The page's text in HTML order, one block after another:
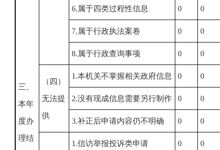
三、
本年
度办
理结
6.属于四类过程性信息 0 0
7.属于行政执法案卷 0 0
8.属于行政查询事项 0 0
（四）
无法提
供
1.本机关不掌握相关政府信息 0 0
2.没有现成信息需要另行制作 0 0
3.补正后申请内容仍不明确 0 0
1.信访举报投诉类申请 0 0